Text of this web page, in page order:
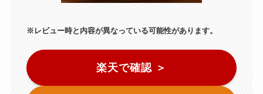
※レビュー時と内容が異なっている可能性があります。
楽天で確認 ＞